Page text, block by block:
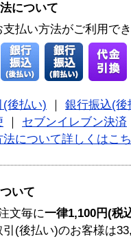
について
支払い方法がご利用で
(後払い)
銀行振込(後
セブンイレブン決済
法について詳しくはこ
いて
文毎に一律1,100円(税
(後払い)のお客様は